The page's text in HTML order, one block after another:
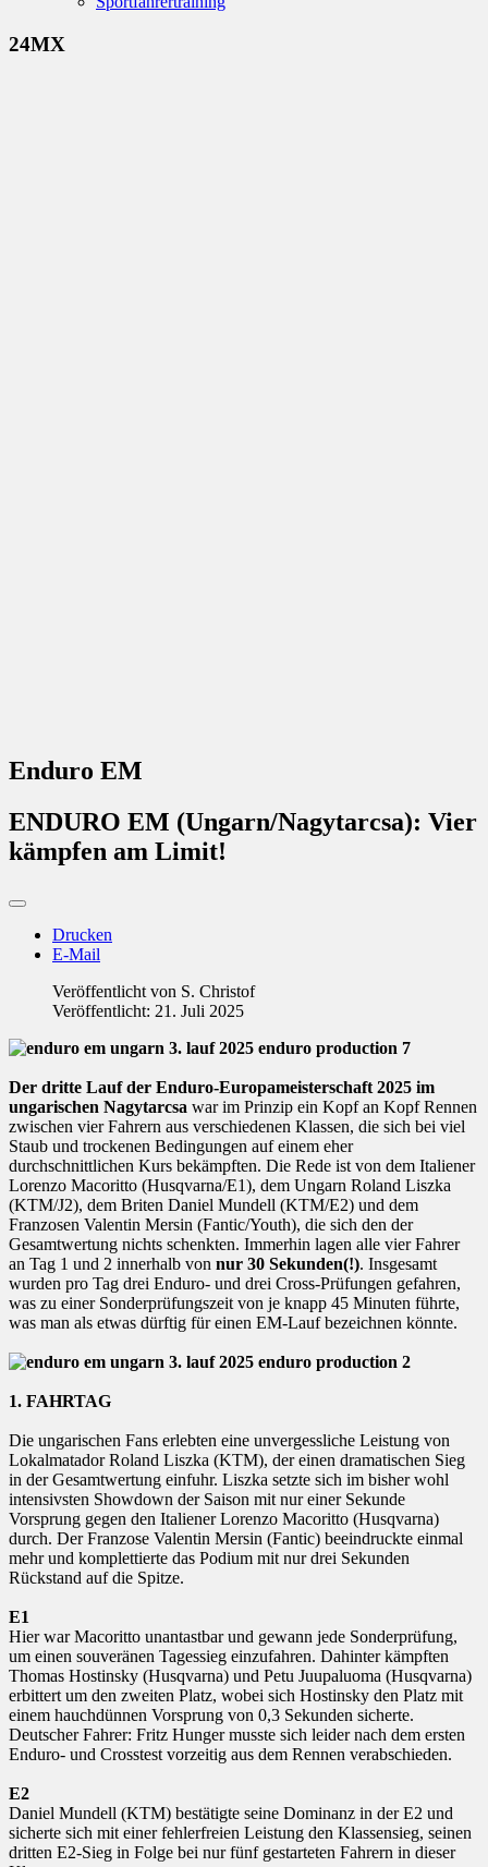
24MX
Enduro EM
ENDURO EM (Ungarn/Nagytarcsa): Vier
kämpfen am Limit!
Drucken
E-Mail
Veröffentlicht von S. Christof
Veröffentlicht: 21. Juli 2025
Der dritte Lauf der Enduro-Europameisterschaft 2025 im
ungarischen Nagytarcsa war im Prinzip ein Kopf an Kopf Rennen
zwischen vier Fahrern aus verschiedenen Klassen, die sich bei viel
Staub und trockenen Bedingungen auf einem eher
durchschnittlichen Kurs bekämpften. Die Rede ist von dem Italiener
Lorenzo Macoritto (Husqvarna/E1), dem Ungarn Roland Liszka
(KTM/J2), dem Briten Daniel Mundell (KTM/E2) und dem
Franzosen Valentin Mersin (Fantic/Youth), die sich den der
Gesamtwertung nichts schenkten. Immerhin lagen alle vier Fahrer
an Tag 1 und 2 innerhalb von nur 30 Sekunden(!). Insgesamt
wurden pro Tag drei Enduro- und drei Cross-Prüfungen gefahren,
was zu einer Sonderprüfungszeit von je knapp 45 Minuten führte,
was man als etwas dürftig für einen EM-Lauf bezeichnen könnte.
1. FAHRTAG
Die ungarischen Fans erlebten eine unvergessliche Leistung von
Lokalmatador Roland Liszka (KTM), der einen dramatischen Sieg
in der Gesamtwertung einfuhr. Liszka setzte sich im bisher wohl
intensivsten Showdown der Saison mit nur einer Sekunde
Vorsprung gegen den Italiener Lorenzo Macoritto (Husqvarna)
durch. Der Franzose Valentin Mersin (Fantic) beeindruckte einmal
mehr und komplettierte das Podium mit nur drei Sekunden
Rückstand auf die Spitze.
E1
Hier war Macoritto unantastbar und gewann jede Sonderprüfung,
um einen souveränen Tagessieg einzufahren. Dahinter kämpften
Thomas Hostinsky (Husqvarna) und Petu Juupaluoma (Husqvarna)
erbittert um den zweiten Platz, wobei sich Hostinsky den Platz mit
einem hauchdünnen Vorsprung von 0,3 Sekunden sicherte.
Deutscher Fahrer: Fritz Hunger musste sich leider nach dem ersten
Enduro- und Crosstest vorzeitig aus dem Rennen verabschieden.
E2
Daniel Mundell (KTM) bestätigte seine Dominanz in der E2 und
sicherte sich mit einer fehlerfreien Leistung den Klassensieg, seinen
dritten E2-Sieg in Folge bei nur fünf gestarteten Fahrern in dieser